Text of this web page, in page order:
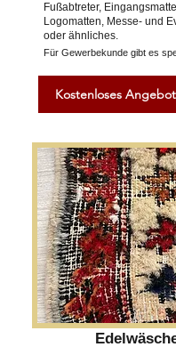
Fußabtreter,
Logomatten, Messe- und
oder ähnliches.
Für Gewerbekunde gibt es
Kostenloses